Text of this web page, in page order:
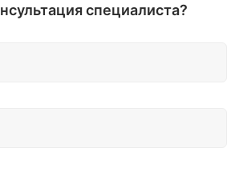
специалиста?